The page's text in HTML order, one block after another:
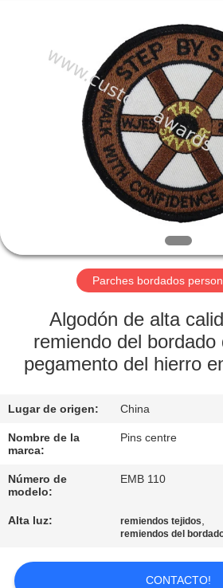
HOGAR
PRODUCTOS
NOSOTROS
VIAJE
FÁBRICA
DE
CALIDAD
ÉNTRENOS
EN
CONTACTO
CON
Parches bordados
Algodón de alta
remiendo del bordado
pegamento del hierro
Lugar de origen: China
Nombre de la
marca:
Pins centre
Número de
modelo:
EMB 110
Alta luz: remiendos tejidos,
remiendos del
CONTACTO!